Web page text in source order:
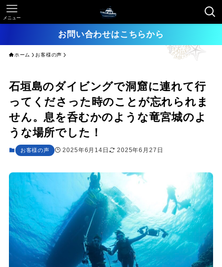
メニュー
お問い合わせはこちらから
ホーム お客様の声
石垣島のダイビングで洞窟に連れて行
ってくださった時のことが忘れられま
せん。息を呑むかのような竜宮城のよ
うな場所でした！
お客様の声 2025年6月14日 2025年6月27日